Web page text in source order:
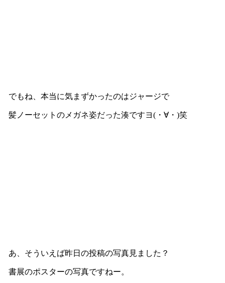
でもね、本当に気まずかったのはジャージで
髪ノーセットのメガネ姿だった湊ですヨ(・∀・)笑
あ、そういえば昨日の投稿の写真見ました？
書展のポスターの写真ですねー。